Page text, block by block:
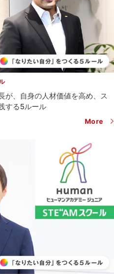
、自身の人材価値を高め、
ス
する5ルール
More